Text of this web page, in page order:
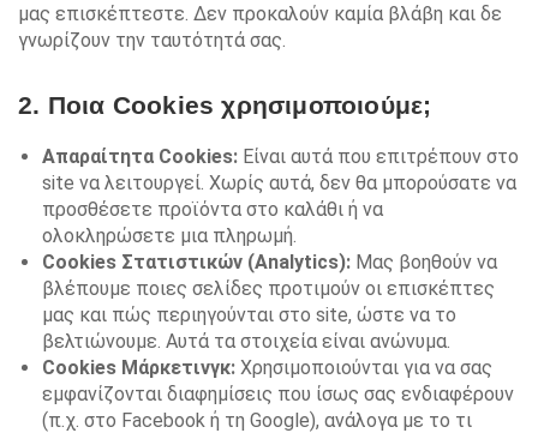
μας επισκέπτεστε. Δεν προκαλούν καμία βλάβη και δε
γνωρίζουν την ταυτότητά σας.
2. Ποια Cookies χρησιμοποιούμε;
Απαραίτητα Cookies: Είναι αυτά που επιτρέπουν στο
site να λειτουργεί. Χωρίς αυτά, δεν θα μπορούσατε να
προσθέσετε προϊόντα στο καλάθι ή να
ολοκληρώσετε μια πληρωμή.
Cookies Στατιστικών (Analytics): Μας βοηθούν να
βλέπουμε ποιες σελίδες προτιμούν οι επισκέπτες
μας και πώς περιηγούνται στο site, ώστε να το
βελτιώνουμε. Αυτά τα στοιχεία είναι ανώνυμα.
Cookies Μάρκετινγκ: Χρησιμοποιούνται για να σας
εμφανίζονται διαφημίσεις που ίσως σας ενδιαφέρουν
(π.χ. στο Facebook ή τη Google), ανάλογα με το τι